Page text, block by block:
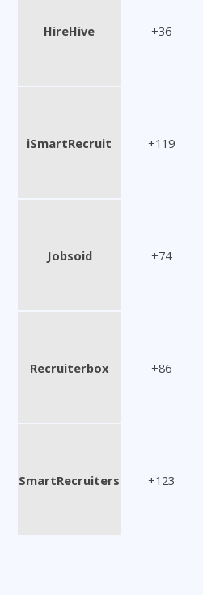
HireHive +36
iSmartRecruit +119
Jobsoid +74
Recruiterbox +86
SmartRecruiters +123